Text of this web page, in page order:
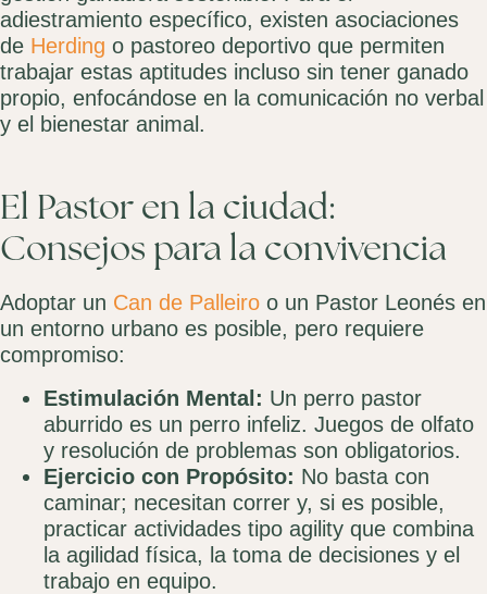
adiestramiento específico, existen asociaciones
de Herding o pastoreo deportivo que permiten
trabajar estas aptitudes incluso sin tener ganado
propio, enfocándose en la comunicación no verbal
y el bienestar animal.
El Pastor en la ciudad:
Consejos para la convivencia
Adoptar un Can de Palleiro o un Pastor Leonés en
un entorno urbano es posible, pero requiere
compromiso:
Estimulación Mental: Un perro pastor
aburrido es un perro infeliz. Juegos de olfato
y resolución de problemas son obligatorios.
Ejercicio con Propósito: No basta con
caminar; necesitan correr y, si es posible,
practicar actividades tipo agility que combina
la agilidad física, la toma de decisiones y el
trabajo en equipo.